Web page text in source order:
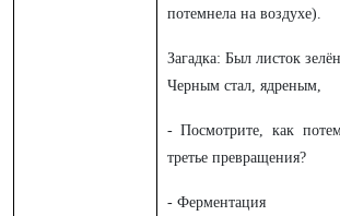
потемнела на воздухе).
Загадка: Был листок
Черным стал, ядреным,
- Посмотрите, как
третье превращения?
- Ферментация